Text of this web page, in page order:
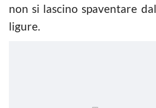
non si lascino spaventare
ligure.